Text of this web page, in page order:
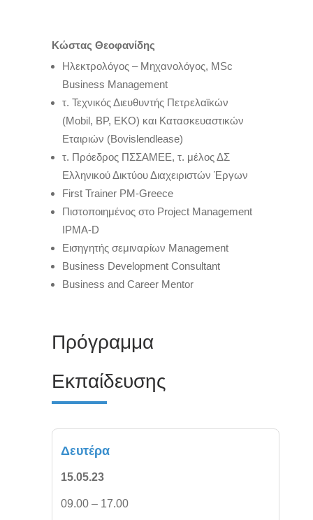
Κώστας Θεοφανίδης
Ηλεκτρολόγος – Μηχανολόγος, MSc
Business Μanagement
τ. Τεχνικός Διευθυντής Πετρελαϊκών
(Mobil, BP, EKO) και Κατασκευαστικών
Εταιριών (Bovislendlease)
τ. Πρόεδρος ΠΣΣΑΜΕΕ, τ. μέλος ΔΣ
Ελληνικού Δικτύου Διαχειριστών Έργων
First Trainer PM-Greece
Πιστοποιημένος στο Project Management
IPMA-D
Εισηγητής σεμιναρίων Management
Business Development Consultant
Business and Career Mentor
Πρόγραμμα
Εκπαίδευσης
Δευτέρα
15.05.23
09.00 – 17.00